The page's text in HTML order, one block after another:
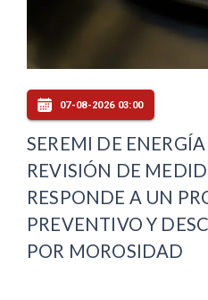
07-08-2026 03:00
SEREMI DE
REVISIÓN DE
RESPONDE A UN
PREVENTIVO Y
POR MOROSIDAD